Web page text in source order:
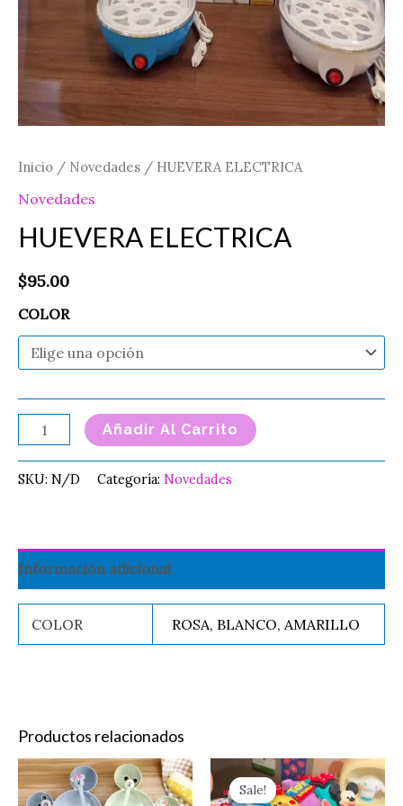
Inicio / Novedades / HUEVERA ELECTRICA
Novedades
HUEVERA ELECTRICA
$95.00
COLOR
Añadir Al Carrito
SKU: N/D Categoría: Novedades
Información adicional
COLOR ROSA, BLANCO, AMARILLO
Productos relacionados
Este
producto
Sale!
Sale!
Original
price
was:
Current
price
is: